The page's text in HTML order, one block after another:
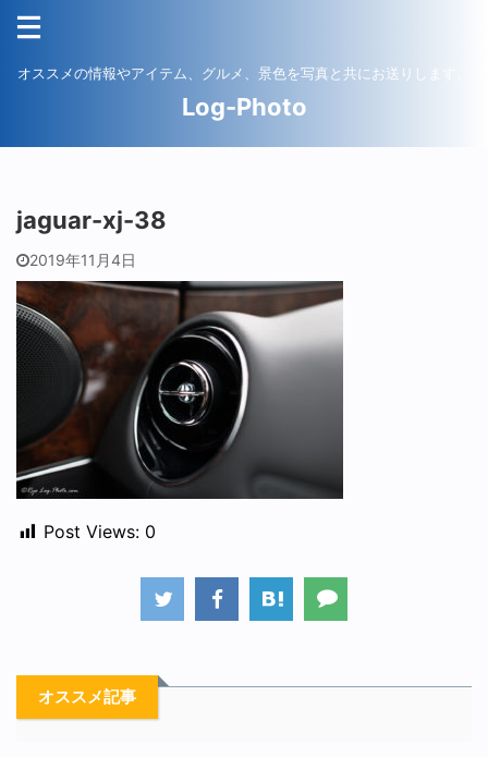
オススメの情報やアイテム、グルメ、景色を写真と共にお送りします。
Log-Photo
jaguar-xj-38
2019年11月4日
Post Views: 0
オススメ記事